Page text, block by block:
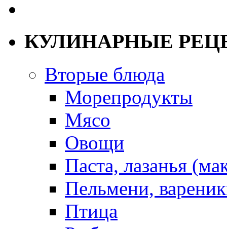
КУЛИНАРНЫЕ
Вторые блюда
Морепродукты
Мясо
Овощи
Паста, лазанья
Пельмени,
Птица